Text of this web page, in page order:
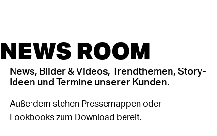
NEWS ROOM
News, Bilder & Videos, Trendthemen, Story-
Ideen und Termine unserer Kunden.
Außerdem stehen Pressemappen oder
Lookbooks zum Download bereit.